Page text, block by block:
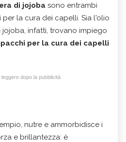
di jojoba sono entrambi
la cura dei capelli. Sia l'olio
infatti, trovano impiego
per la cura dei capelli
dopo la pubblicità
nutre e ammorbidisce i
e brillantezza: è